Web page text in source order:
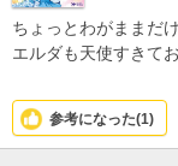
ちょっとわがままだ
エルダも天使すきて
打ち切りとかなん
王太子もいいけどわ
もいいのでは……お似
蝶子の現実世界とフ
参考になった(1)